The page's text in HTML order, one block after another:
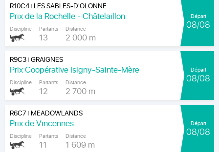
R10C4| LES SABLES-D'OLONNE
Prix de la Rochelle - Châtelaillon
Discipline Partants
13
Distance
2 000 m
Départ
08/08
R9C3|GRAIGNES
Prix Coopérative Isigny-Sainte-Mère
Discipline Partants
12
Distance
2 700 m
Départ
08/08
R6C7 | MEADOWLANDS
Prix de Vincennes
Discipline Partants
11
Distance
1 609 m
Départ
08/08